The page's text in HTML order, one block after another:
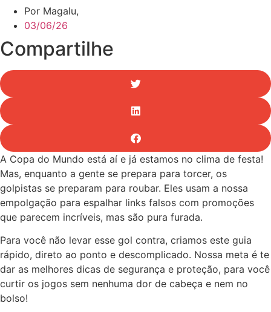
Por Magalu,
03/06/26
Compartilhe
A Copa do Mundo está aí e já estamos no clima de festa!
Mas, enquanto a gente se prepara para torcer, os
golpistas se preparam para roubar. Eles usam a nossa
empolgação para espalhar links falsos com promoções
que parecem incríveis, mas são pura furada.
Para você não levar esse gol contra, criamos este guia
rápido, direto ao ponto e descomplicado. Nossa meta é te
dar as melhores dicas de segurança e proteção, para você
curtir os jogos sem nenhuma dor de cabeça e nem no
bolso!